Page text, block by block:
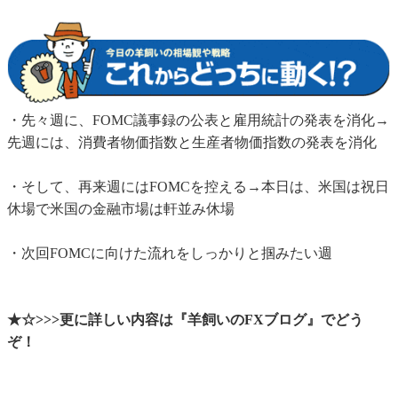
・先々週に、FOMC議事録の公表と雇用統計の発表を消化→
先週には、消費者物価指数と生産者物価指数の発表を消化
・そして、再来週にはFOMCを控える→本日は、米国は祝日
休場で米国の金融市場は軒並み休場
・次回FOMCに向けた流れをしっかりと掴みたい週
★☆>>>更に詳しい内容は『羊飼いのFXブログ』でどう
ぞ！